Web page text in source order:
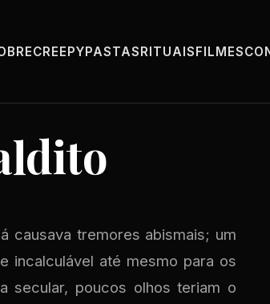
CREEPYPASTASRITUAISFILMES
causava tremores abismais; um
incalculável até mesmo para os
secular, poucos olhos teriam o